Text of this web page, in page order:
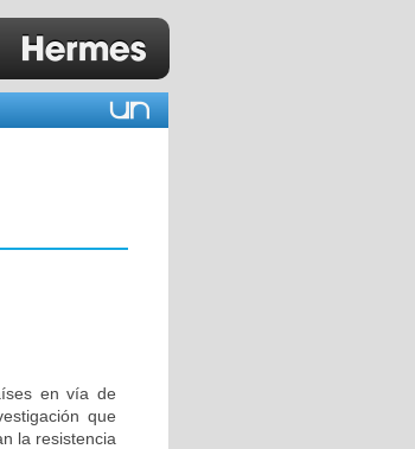
en vía de
que
la resistencia